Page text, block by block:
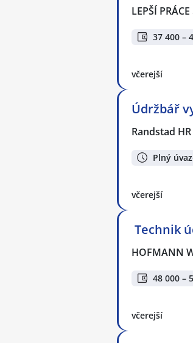
LEPŠÍ
37 400 –
včerejší
Údržbář
Randstad
Plný
včerejší
Technik
HOFMANN
48 000 –
včerejší